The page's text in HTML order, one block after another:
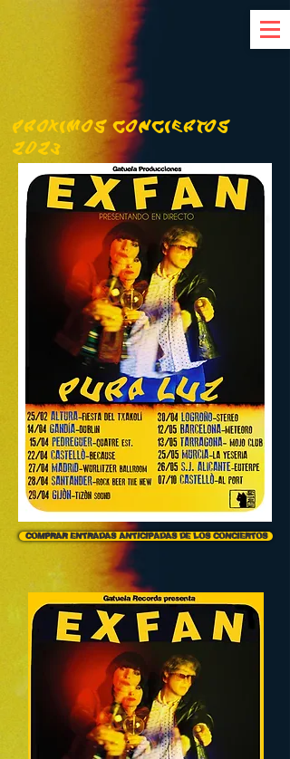
PROXIMOS CONCIERTOS
2023
COMPRAR ENTRADAS ANTICIPADAS DE LOS CONCIERTOS